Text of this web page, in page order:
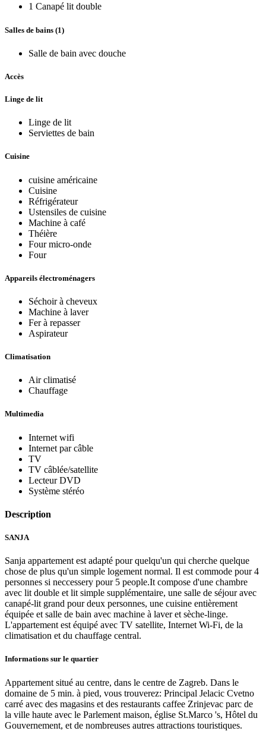
1 Canapé lit double
Salles de bains (1)
Salle de bain avec douche
Accès
Linge de lit
Linge de lit
Serviettes de bain
Cuisine
cuisine américaine
Cuisine
Réfrigérateur
Ustensiles de cuisine
Machine à café
Théière
Four micro-onde
Four
Appareils électroménagers
Séchoir à cheveux
Machine à laver
Fer à repasser
Aspirateur
Climatisation
Air climatisé
Chauffage
Multimedia
Internet wifi
Internet par câble
TV
TV câblée/satellite
Lecteur DVD
Système stéréo
Description
SANJA
Sanja appartement est adapté pour quelqu'un qui cherche quelque
chose de plus qu'un simple logement normal. Il est commode pour 4
personnes si neccessery pour 5 people.It compose d'une chambre
avec lit double et lit simple supplémentaire, une salle de séjour avec
canapé-lit grand pour deux personnes, une cuisine entièrement
équipée et salle de bain avec machine à laver et sèche-linge.
L'appartement est équipé avec TV satellite, Internet Wi-Fi, de la
climatisation et du chauffage central.
Informations sur le quartier
Appartement situé au centre, dans le centre de Zagreb. Dans le
domaine de 5 min. à pied, vous trouverez: Principal Jelacic Cvetno
carré avec des magasins et des restaurants caffee Zrinjevac parc de
la ville haute avec le Parlement maison, église St.Marco 's, Hôtel du
Gouvernement, et de nombreuses autres attractions touristiques.